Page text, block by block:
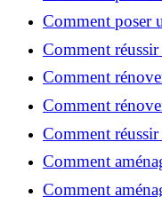
investir dans
Comment poser
rénovation : rôle
Comment
pour une maison
Comment
votre espace de
Comment
astuces ?
Comment
économies et un
Comment
studio : 10
Comment